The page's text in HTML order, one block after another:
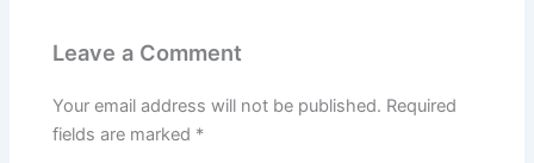
Leave a Comment
Your email address will not be published. Required
fields are marked *